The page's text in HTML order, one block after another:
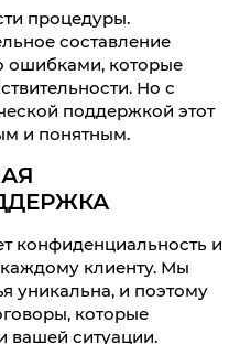
процедуры.
составление
ошибками, которые
Но с
поддержкой этот
и понятным.
конфиденциальность и
клиенту. Мы
уникальна, и поэтому
которые
вашей ситуации.